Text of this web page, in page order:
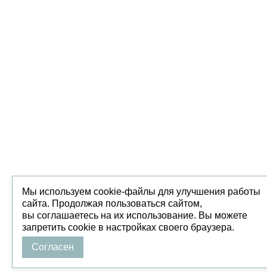
Мы используем cookie-файлы для улучшения работы
сайта. Продолжая пользоваться сайтом,
вы соглашаетесь на их использование. Вы можете
запретить cookie в настройках своего браузера.
Согласен